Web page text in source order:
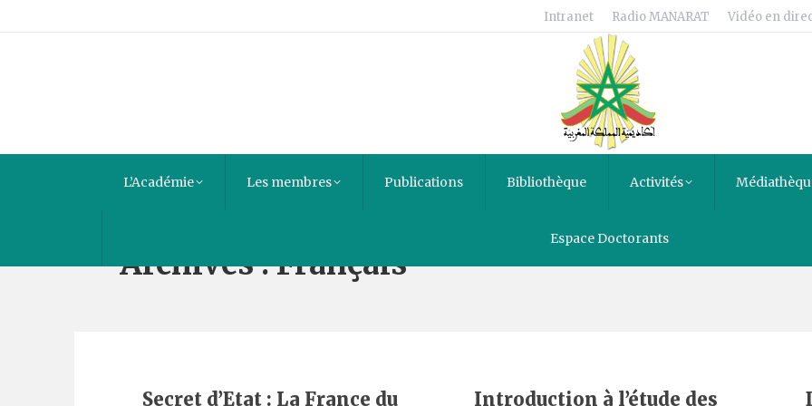
Intranet Radio MANARAT Vidéo en
L’Académie Les membres Publications Bibliothèque Activités
Espace Doctorants
Archives :Français
Secret d’Etat : La France du
Introduction à l’étude des